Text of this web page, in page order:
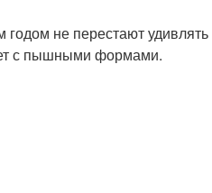
не перестают
с пышными формами.